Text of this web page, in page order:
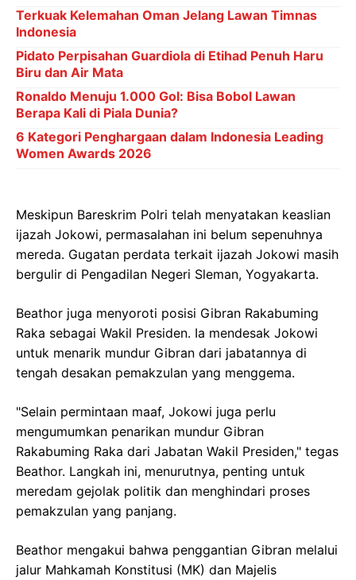
Terkuak Kelemahan Oman Jelang Lawan Timnas
Indonesia
Pidato Perpisahan Guardiola di Etihad Penuh Haru
Biru dan Air Mata
Ronaldo Menuju 1.000 Gol: Bisa Bobol Lawan
Berapa Kali di Piala Dunia?
6 Kategori Penghargaan dalam Indonesia Leading
Women Awards 2026
Meskipun Bareskrim Polri telah menyatakan keaslian
ijazah Jokowi, permasalahan ini belum sepenuhnya
mereda. Gugatan perdata terkait ijazah Jokowi masih
bergulir di Pengadilan Negeri Sleman, Yogyakarta.
Beathor juga menyoroti posisi Gibran Rakabuming
Raka sebagai Wakil Presiden. Ia mendesak Jokowi
untuk menarik mundur Gibran dari jabatannya di
tengah desakan pemakzulan yang menggema.
"Selain permintaan maaf, Jokowi juga perlu
mengumumkan penarikan mundur Gibran
Rakabuming Raka dari Jabatan Wakil Presiden," tegas
Beathor. Langkah ini, menurutnya, penting untuk
meredam gejolak politik dan menghindari proses
pemakzulan yang panjang.
Beathor mengakui bahwa penggantian Gibran melalui
jalur Mahkamah Konstitusi (MK) dan Majelis